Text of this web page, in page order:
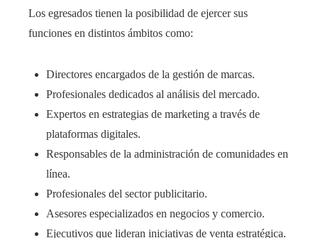
Los egresados tienen la posibilidad de ejercer sus
funciones en distintos ámbitos como:
Directores encargados de la gestión de marcas.
Profesionales dedicados al análisis del mercado.
Expertos en estrategias de marketing a través de
plataformas digitales.
Responsables de la administración de comunidades en
línea.
Profesionales del sector publicitario.
Asesores especializados en negocios y comercio.
Ejecutivos que lideran iniciativas de venta estratégica.